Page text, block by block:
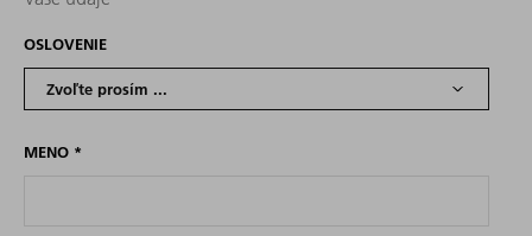
OSLOVENIE
MENO *